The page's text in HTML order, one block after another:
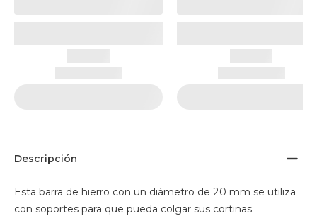
Descripción
Esta barra de hierro con un diámetro de 20 mm se utiliza
con soportes para que pueda colgar sus cortinas.